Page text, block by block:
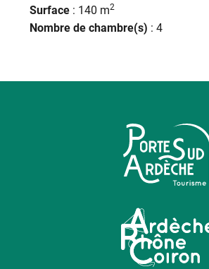
Surface : 140 m2
Nombre de chambre(s) : 4